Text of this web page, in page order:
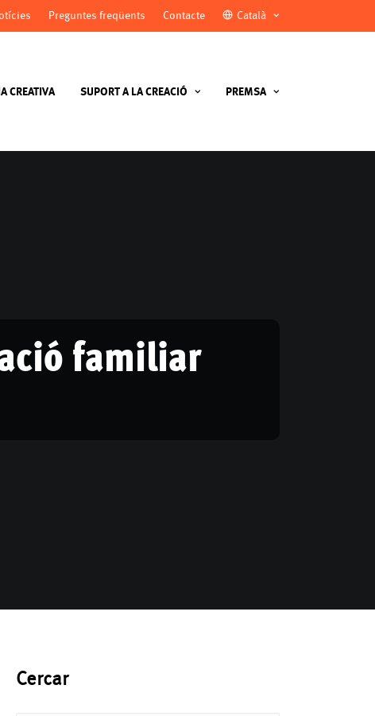
Preguntes freqüents Contacte Català
CREATIVA SUPORT A LA CREACIÓ PREMSA
familiar
Cercar